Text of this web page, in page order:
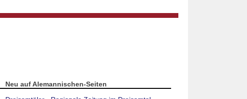
Neu auf Alemannischen-Seiten